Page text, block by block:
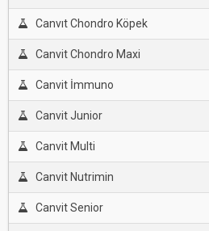
Canvıt Chondro Köpek
Canvit Chondro Maxi
Canvit İmmuno
Canvit Junior
Canvit Multi
Canvit Nutrimin
Canvit Senior